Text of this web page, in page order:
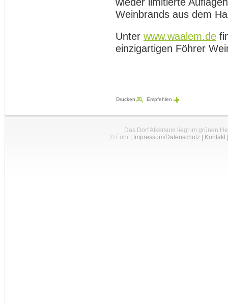
Weinbrands aus dem
Unter www.waalem.de
einzigartigen Föhrer
Drucken Empfehlen
Das Dorf Alkersum liegt im grünen
© Föhr| Impressum/Datenschutz| Kontakt